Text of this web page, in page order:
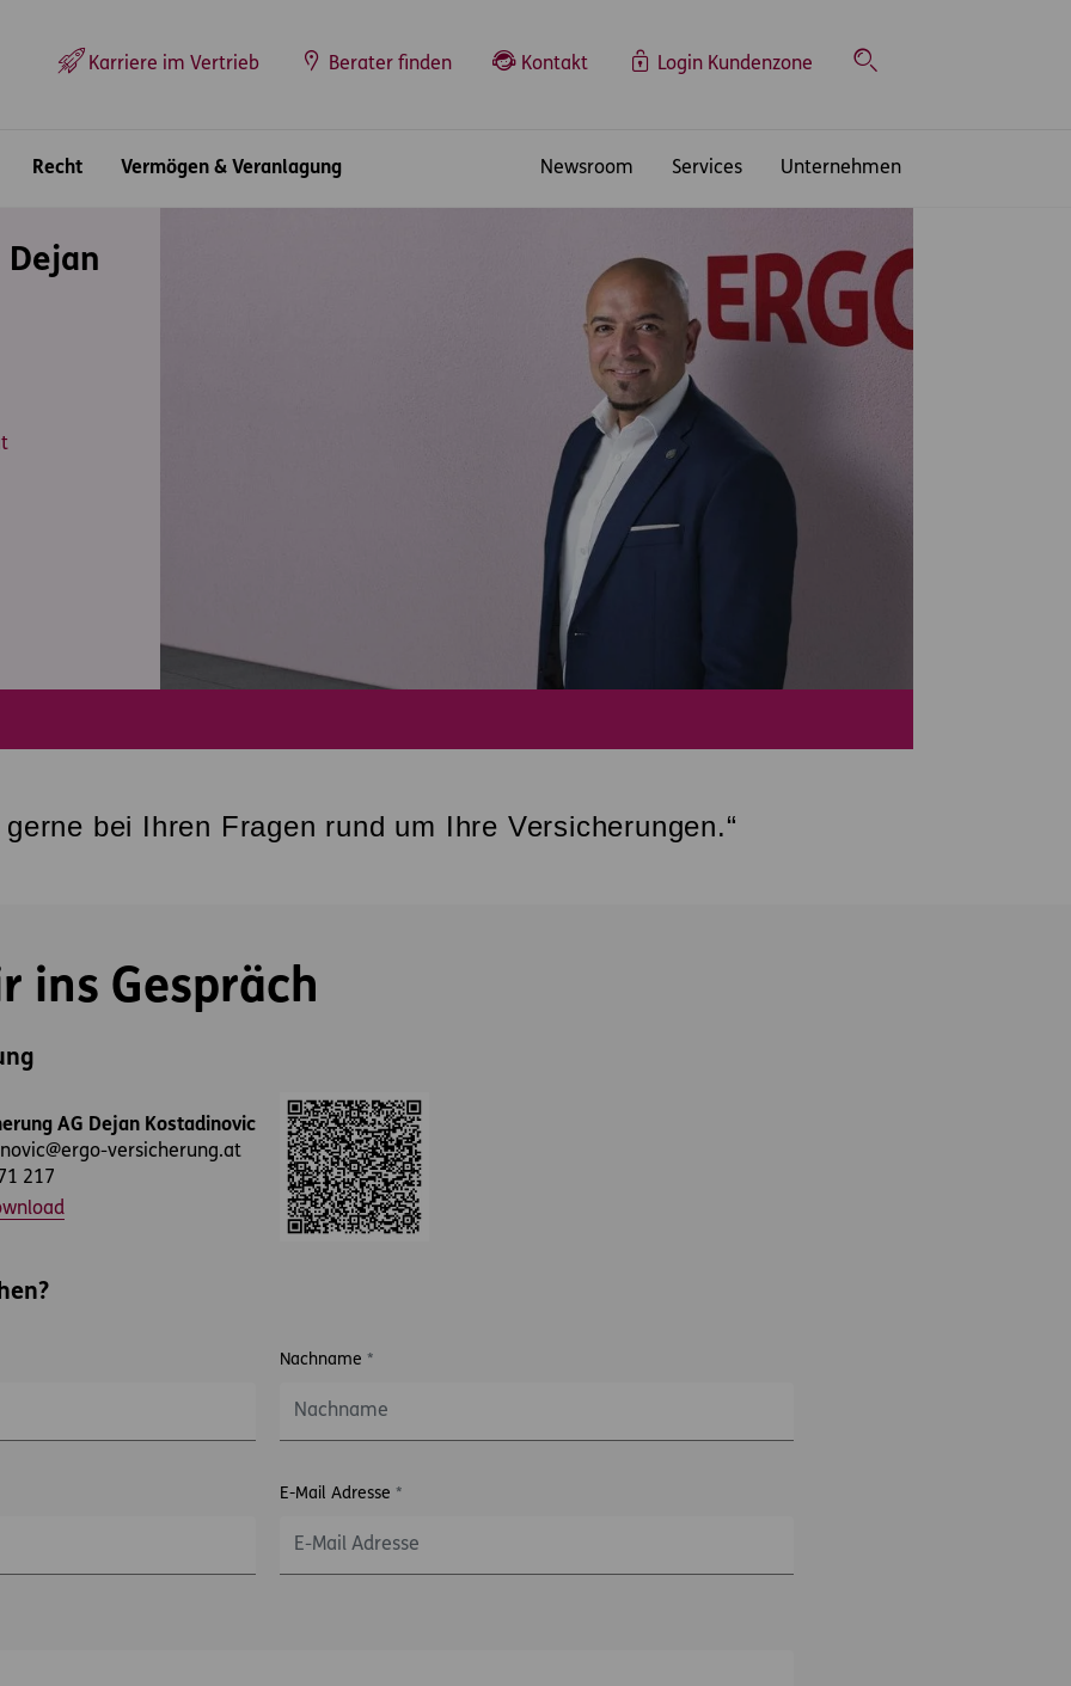
Karriere im Vertrieb Berater finden Kontakt Login Kundenzone
Suche
Recht Vermögen & Veranlagung Newsroom Services Unternehmen
Dejan
bei Ihren Fragen rund um Ihre Versicherungen.“
ins Gespräch
AG Dejan Kostadinovic
versicherung.at
217
Nachname *
E-Mail Adresse *